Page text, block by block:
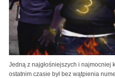
Jedną z najgłośniejszych i najmocniej
ostatnim czasie był bez wątpienia